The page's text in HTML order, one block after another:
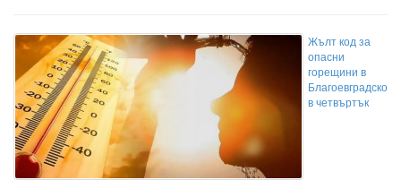
Жълт код за
опасни
горещини в
Благоевградско
в четвъртък